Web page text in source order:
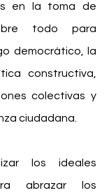
en la toma de
todo para
democrático, la
constructiva,
colectivas y
ciudadana.
los ideales
abrazar los